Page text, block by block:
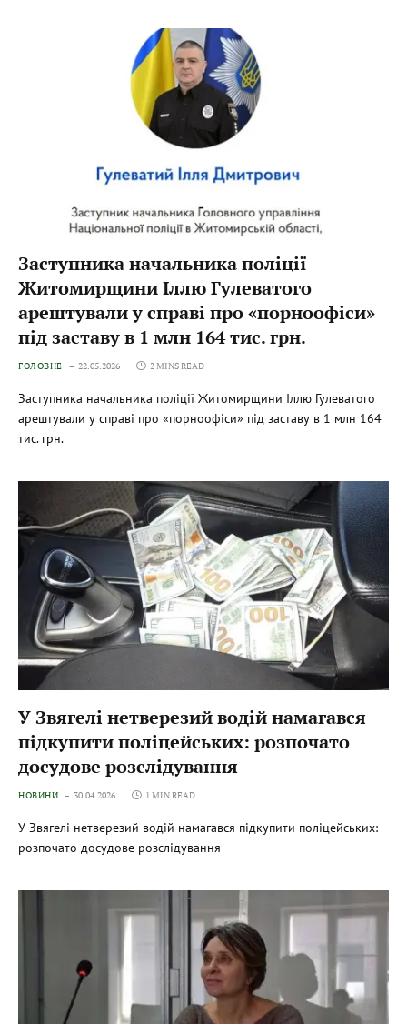
Заступника начальника поліції
Житомирщини Іллю Гулеватого
арештували у справі про «порноофіси»
під заставу в 1 млн 164 тис. грн.
ГОЛОВНЕ 22.05.2026 2 MINS READ
Заступника начальника поліції Житомирщини Іллю Гулеватого
арештували у справі про «порноофіси» під заставу в 1 млн 164
тис. грн.
У Звягелі нетверезий водій намагався
підкупити поліцейських: розпочато
досудове розслідування
НОВИНИ 30.04.2026 1 MIN READ
У Звягелі нетверезий водій намагався підкупити поліцейських:
розпочато досудове розслідування